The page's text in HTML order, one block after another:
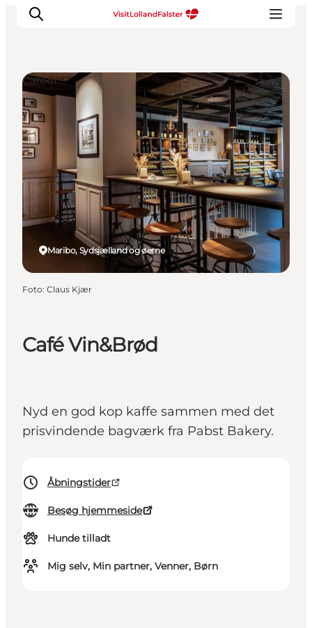
Oplevelser
I naturen
For børn
Kultur
Gastronomi
Planlæg din ferie
Café Vin&Brød
Nyd en god kop kaffe sammen med det
prisvindende bagværk fra Pabst Bakery.
Åbningstider
Besøg hjemmeside
Hunde tilladt
Mig selv, Min partner, Venner, Børn
Maribo, Sydsjælland og øerne
Cafeer
Foto: Claus Kjær